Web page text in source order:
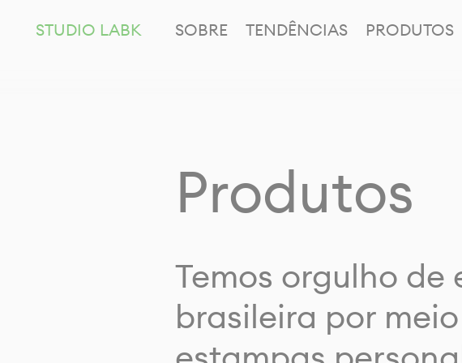
STUDIO LABK SOBRE TENDÊNCIAS PRODUTOS
Produtos
Temos orgulho
brasileira por